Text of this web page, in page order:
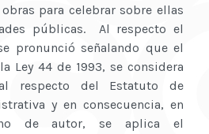
para celebrar sobre ellas
públicas. Al respecto el
pronunció señalando que el
Ley 44 de 1993, se considera
respecto del Estatuto de
y en consecuencia, en
de autor, se aplica el